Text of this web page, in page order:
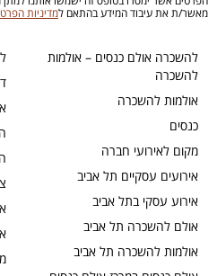
להשכרה אולם כנסים – אולמות
להשכרה
אולמות להשכרה
כנסים
מקום לאירועי חברה
אירועים עסקיים תל אביב
אירוע עסקי בתל אביב
אולם להשכרה תל אביב
אולמות להשכרה תל אביב
מאשר/ת את עיבוד המידע בהתאם למדיניות